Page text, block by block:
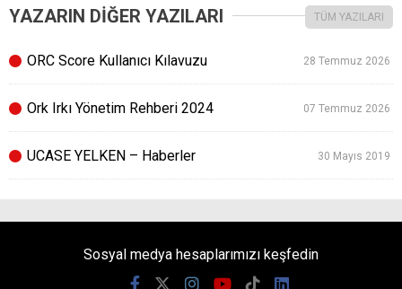
YAZARIN DİĞER YAZILARI TÜM YAZILARI
ORC Score Kullanıcı Kılavuzu 28 Temmuz 2026
Ork Irkı Yönetim Rehberi 2024 07 Temmuz 2026
UCASE YELKEN – Haberler 30 Mayıs 2019
Sosyal medya hesaplarımızı keşfedin